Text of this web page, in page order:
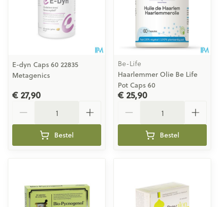
E-dyn Caps 60 22835
Metagenics
€ 27,90
Bestel
Be-Life
Haarlemmer Olie Be Life
Pot Caps 60
€ 25,90
Bestel